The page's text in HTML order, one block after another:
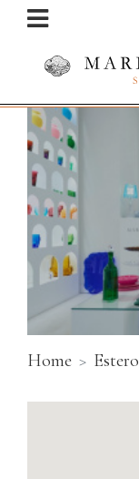
Home Estero